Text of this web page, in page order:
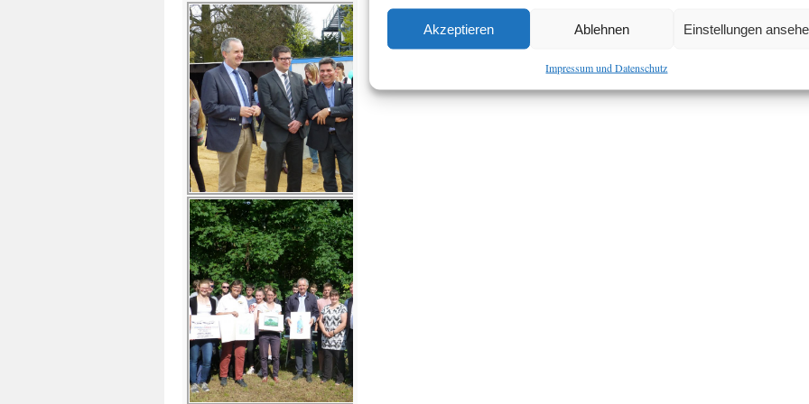
Akzeptieren Ablehnen Einstellungen
Impressum und Datenschutz